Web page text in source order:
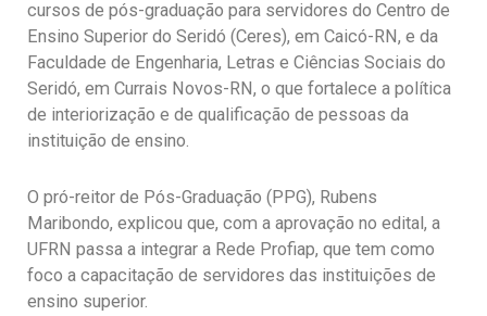
cursos de pós-graduação para servidores do Centro de
Ensino Superior do Seridó (Ceres), em Caicó-RN, e da
Faculdade de Engenharia, Letras e Ciências Sociais do
Seridó, em Currais Novos-RN, o que fortalece a política
de interiorização e de qualificação de pessoas da
instituição de ensino.
O pró-reitor de Pós-Graduação (PPG), Rubens
Maribondo, explicou que, com a aprovação no edital, a
UFRN passa a integrar a Rede Profiap, que tem como
foco a capacitação de servidores das instituições de
ensino superior.